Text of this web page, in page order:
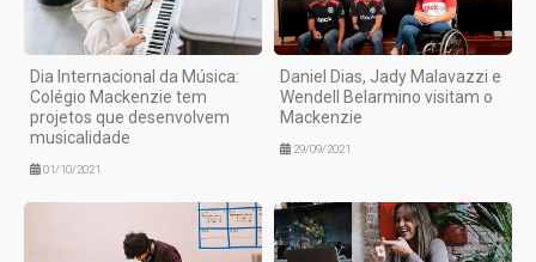
Dia Internacional da Música:
Colégio Mackenzie tem
projetos que desenvolvem
musicalidade
01/10/2021
Daniel Dias, Jady Malavazzi e
Wendell Belarmino visitam o
Mackenzie
29/09/2021